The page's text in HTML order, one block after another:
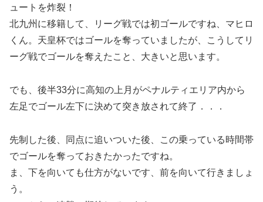
ュートを炸裂！
北九州に移籍して、リーグ戦では初ゴールですね、マヒロ
くん。天皇杯ではゴールを奪っていましたが、こうしてリ
ーグ戦でゴールを奪えたこと、大きいと思います。
でも、後半33分に高知の上月がペナルティエリア内から
左足でゴール左下に決めて突き放されて終了．．．
先制した後、同点に追いついた後、この乗っている時間帯
でゴールを奪っておきたかったですね。
ま、下を向いても仕方がないです、前を向いて行きましょ
う。